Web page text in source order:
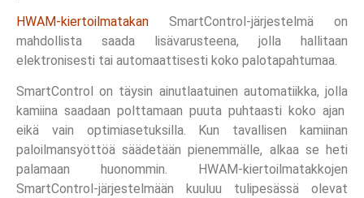
HWAM-kiertoilmatakan SmartControl-järjestelmä on
mahdollista saada lisävarusteena, jolla hallitaan
elektronisesti tai automaattisesti koko palotapahtumaa.
SmartControl on täysin ainutlaatuinen automatiikka, jolla
kamiina saadaan polttamaan puuta puhtaasti koko ajan
eikä vain optimiasetuksilla. Kun tavallisen kamiinan
paloilmansyöttöä säädetään pienemmälle, alkaa se heti
palamaan huonommin. HWAM-kiertoilmatakkojen
SmartControl-järjestelmään kuuluu tulipesässä olevat